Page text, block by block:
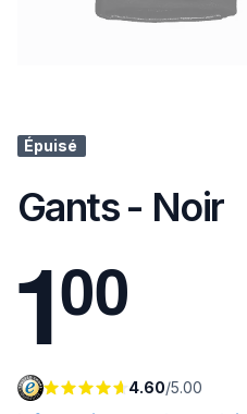
Épuisé
Gants - Noir
100
4.60/5.00